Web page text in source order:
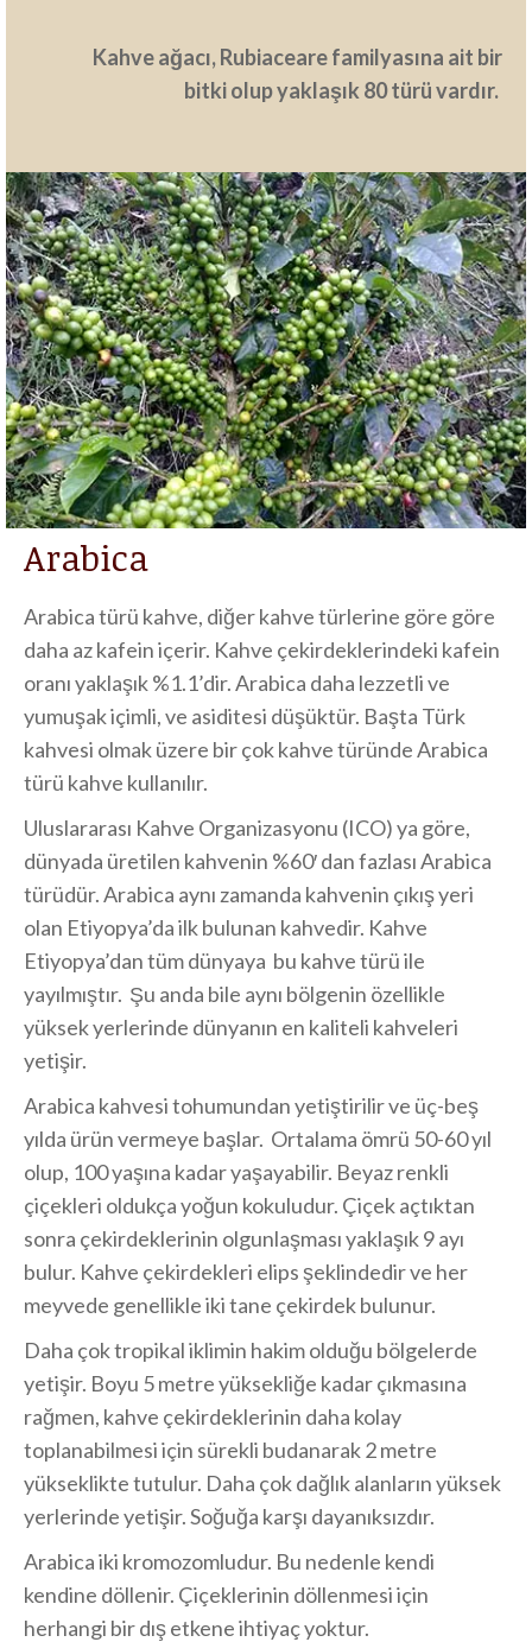
Kahve ağacı, Rubiaceare familyasına ait bir
bitki olup yaklaşık 80 türü vardır.
Arabica
Arabica türü kahve, diğer kahve türlerine göre göre
daha az kafein içerir. Kahve çekirdeklerindeki kafein
oranı yaklaşık %1.1’dir. Arabica daha lezzetli ve
yumuşak içimli, ve asiditesi düşüktür. Başta Türk
kahvesi olmak üzere bir çok kahve türünde Arabica
türü kahve kullanılır.
Uluslararası Kahve Organizasyonu (ICO) ya göre,
dünyada üretilen kahvenin %60′ dan fazlası Arabica
türüdür. Arabica aynı zamanda kahvenin çıkış yeri
olan Etiyopya’da ilk bulunan kahvedir. Kahve
Etiyopya’dan tüm dünyaya bu kahve türü ile
yayılmıştır. Şu anda bile aynı bölgenin özellikle
yüksek yerlerinde dünyanın en kaliteli kahveleri
yetişir.
Arabica kahvesi tohumundan yetiştirilir ve üç-beş
yılda ürün vermeye başlar. Ortalama ömrü 50-60 yıl
olup, 100 yaşına kadar yaşayabilir. Beyaz renkli
çiçekleri oldukça yoğun kokuludur. Çiçek açtıktan
sonra çekirdeklerinin olgunlaşması yaklaşık 9 ayı
bulur. Kahve çekirdekleri elips şeklindedir ve her
meyvede genellikle iki tane çekirdek bulunur.
Daha çok tropikal iklimin hakim olduğu bölgelerde
yetişir. Boyu 5 metre yüksekliğe kadar çıkmasına
rağmen, kahve çekirdeklerinin daha kolay
toplanabilmesi için sürekli budanarak 2 metre
yükseklikte tutulur. Daha çok dağlık alanların yüksek
yerlerinde yetişir. Soğuğa karşı dayanıksızdır.
Arabica iki kromozomludur. Bu nedenle kendi
kendine döllenir. Çiçeklerinin döllenmesi için
herhangi bir dış etkene ihtiyaç yoktur.